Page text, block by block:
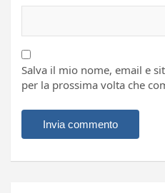
Salva il mio nome, email e
per la prossima volta che